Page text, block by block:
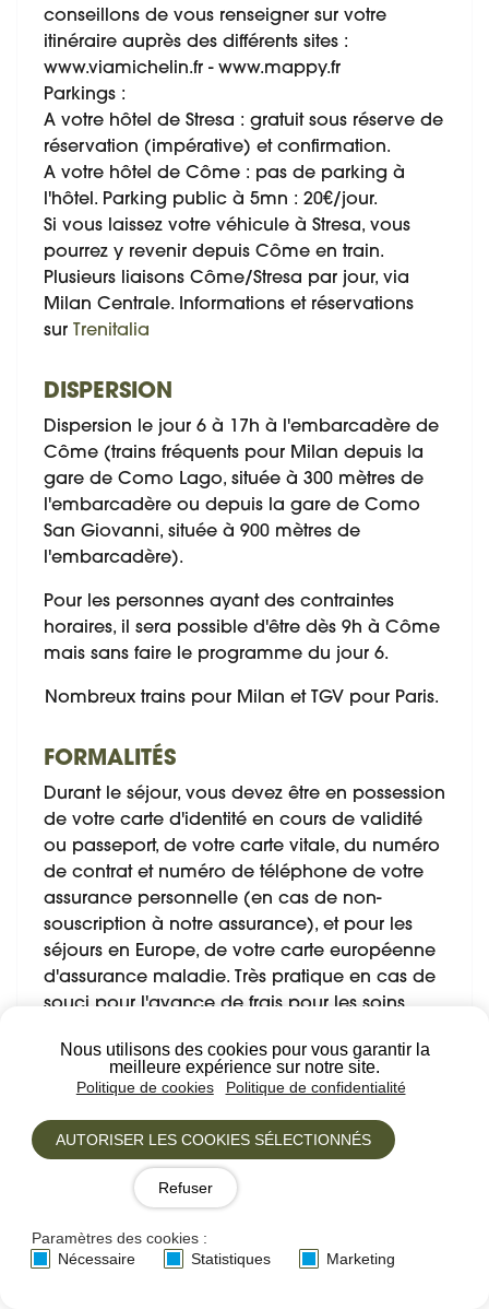
Nous utilisons des cookies pour vous garantir la
meilleure expérience sur notre site.
Politique de cookies Politique de confidentialité
AUTORISER LES COOKIES SÉLECTIONNÉS
Refuser
Paramètres des cookies :
Nécessaire Statistiques Marketing
conseillons de vous renseigner sur votre
itinéraire auprès des différents sites :
www.viamichelin.fr - www.mappy.fr
Parkings :
A votre hôtel de Stresa : gratuit sous réserve de
réservation (impérative) et confirmation.
A votre hôtel de Côme : pas de parking à
l'hôtel. Parking public à 5mn : 20€/jour.
Si vous laissez votre véhicule à Stresa, vous
pourrez y revenir depuis Côme en train.
Plusieurs liaisons Côme/Stresa par jour, via
Milan Centrale. Informations et réservations
sur
Trenitalia
DISPERSION
Dispersion le jour 6 à 17h à l'embarcadère de
Côme (trains fréquents pour Milan depuis la
gare de Como Lago, située à 300 mètres de
l'embarcadère ou depuis la gare de Como
San Giovanni, située à 900 mètres de
l'embarcadère).
Pour les personnes ayant des contraintes
horaires, il sera possible d'être dès 9h à Côme
mais sans faire le programme du jour 6.
Nombreux trains pour Milan et TGV pour Paris.
FORMALITÉS
Durant le séjour, vous devez être en possession
de votre carte d'identité en cours de validité
ou passeport, de votre carte vitale, du numéro
de contrat et numéro de téléphone de votre
assurance personnelle (en cas de non-
souscription à notre assurance), et pour les
séjours en Europe, de votre carte européenne
d'assurance maladie. Très pratique en cas de
souci pour l'avance de frais pour les soins
demander au moins 15 jours à l’avance à
votre centre de sécurité sociale.
Il est possible de voyager dans ce pays de
l’Union Européenne, sans passeport, avec une
carte nationale d’identité. Date de validité
expirée de votre carte d’identité : si votre carte
a été délivrée entre le 2 janvier 2004 et le 31
décembre 2013 et si vous étiez majeur(e) au